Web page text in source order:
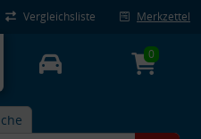
Vergleichsliste Merkzettel
0